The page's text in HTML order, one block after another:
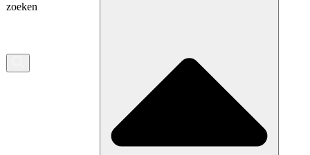
zoeken